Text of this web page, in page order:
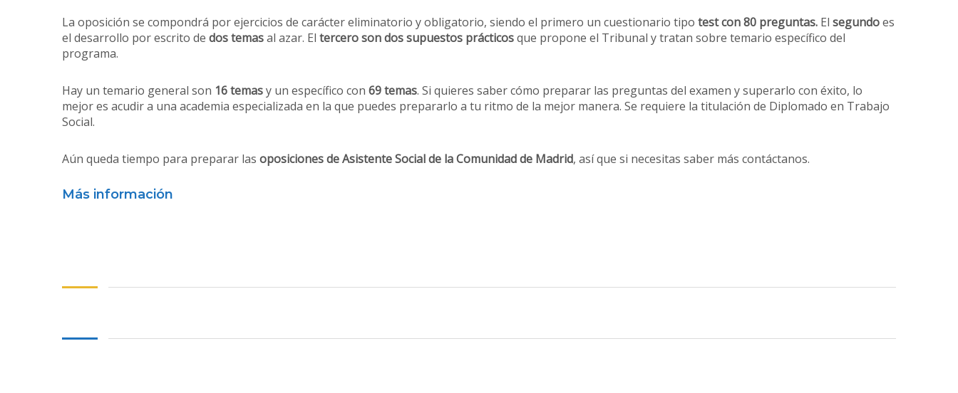
La oposición se compondrá por ejercicios de carácter eliminatorio y obligatorio, siendo el primero un cuestionario tipo test con 80 preguntas. El segundoes
el desarrollo por escrito de dos temasal azar. El tercero son dos supuestos prácticosque propone el Tribunal y tratan sobre temario específico del
programa.
Hay un temario general son 16 temasy un específico con 69 temas. Si quieres saber cómo preparar las preguntas del examen y superarlo con éxito, lo
mejor es acudir a una academia especializada en la que puedes prepararlo a tu ritmo de la mejor manera. Se requiere la titulación de Diplomado en Trabajo
Social.
Aún queda tiempo para preparar las oposiciones de Asistente Social de la Comunidad de Madrid, así que si necesitas saber más contáctanos.
Más información